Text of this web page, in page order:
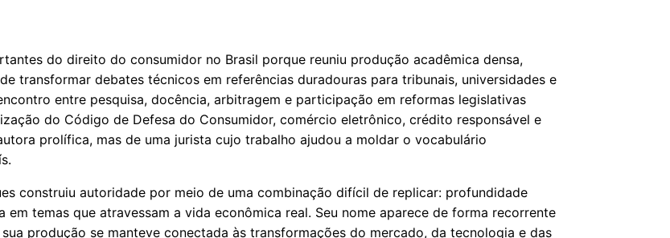
do direito do consumidor no Brasil porque reuniu produção acadêmica densa,
transformar debates técnicos em referências duradouras para tribunais, universidades e
entre pesquisa, docência, arbitragem e participação em reformas legislativas
do Código de Defesa do Consumidor, comércio eletrônico, crédito responsável e
prolífica, mas de uma jurista cujo trabalho ajudou a moldar o vocabulário
construiu autoridade por meio de uma combinação difícil de replicar: profundidade
temas que atravessam a vida econômica real. Seu nome aparece de forma recorrente
produção se manteve conectada às transformações do mercado, da tecnologia e das